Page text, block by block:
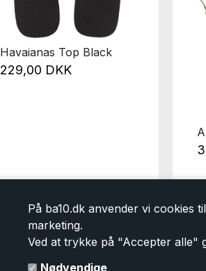
På ba10.dk anvender vi cookies
marketing.
Ved at trykke på "Accepter alle"
Nødvendige
Havaianas Top Black
229,00 DKK